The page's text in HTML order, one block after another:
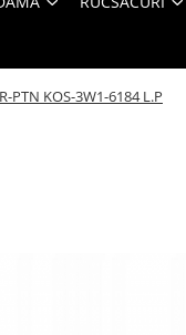
KOS-3W1-6184 L.P